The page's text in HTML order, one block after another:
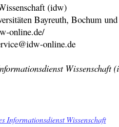
(idw)
Bayreuth, Bochum
online.de/
online.de
Wissenschaft
Informationsdienst Wissenschaft